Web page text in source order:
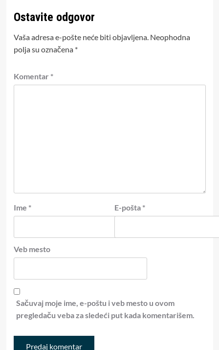
Ostavite odgovor
Vaša adresa e-pošte neće biti objavljena. Neophodna
polja su označena *
Komentar *
Ime * E-pošta *
Veb mesto
Sačuvaj moje ime, e-poštu i veb mesto u ovom
pregledaču veba za sledeći put kada komentarišem.